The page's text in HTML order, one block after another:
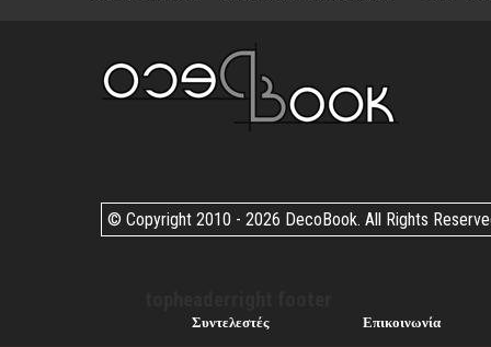
© Copyright 2010 - 2026 DecoBook. All Rights
Συντελεστές Επικοινωνία